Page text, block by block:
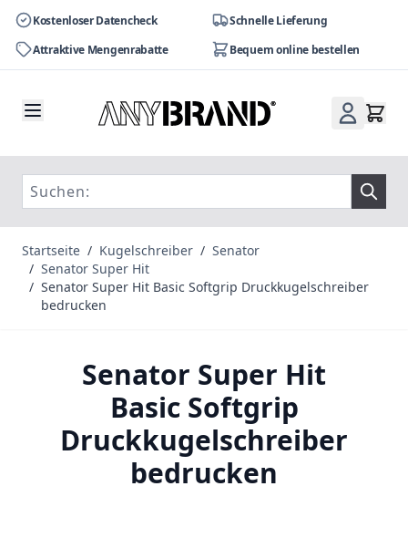
Kostenloser Datencheck
Schnelle Lieferung
Attraktive Mengenrabatte
Bequem online bestellen
Startseite / Kugelschreiber / Senator
/ Senator Super Hit
/ Senator Super Hit Basic Softgrip Druckkugelschreiber
bedrucken
Senator Super Hit
Basic Softgrip
Druckkugelschreiber
bedrucken